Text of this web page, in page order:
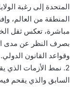
المتحدة إلى رغبة
المنطقة من العالم،
مباشرة، تعكس ثقل
بصرف النظر عن مدى
وقواعد القانون الدولي.
2. نمط الأزمات
السابق والذي يقحم